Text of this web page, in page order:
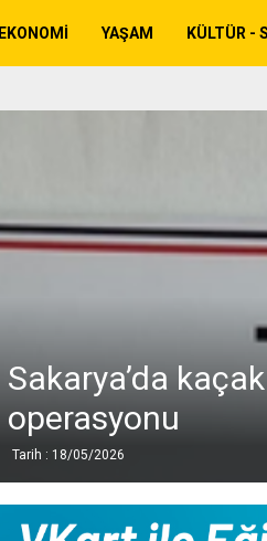
EKONOMI YAŞAM KÜLTÜR -
Sakarya’da
operasyonu
Tarih : 18/05/2026